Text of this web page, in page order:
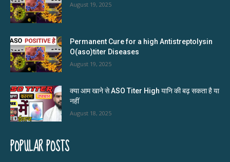
August 19, 2025
Permanent Cure for a high Antistreptolysin
O(aso)titer Diseases
August 19, 2025
क्या आम खाने से ASO Titer High यानि की बढ़ सकता है या
नहीं
August 18, 2025
POPULAR POSTS